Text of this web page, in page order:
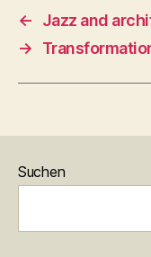
←
Jazz and
→
Suchen